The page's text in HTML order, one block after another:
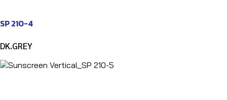
SP 210-4
DK.GREY